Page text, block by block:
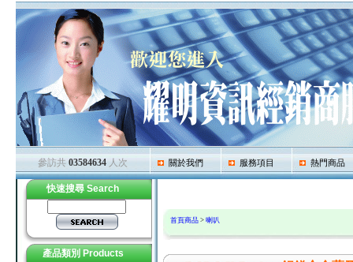
參訪共 03584634 人次 關於我們 服務項目 熱門商品
快速搜尋 Search
產品類別 Products
首頁商品> 喇叭